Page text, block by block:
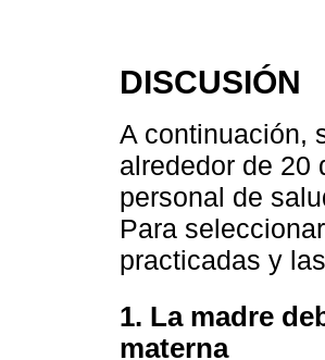
DISCUSIÓN
A continuación,
alrededor de 20
personal de
Para
practicadas y
1. La madre
materna